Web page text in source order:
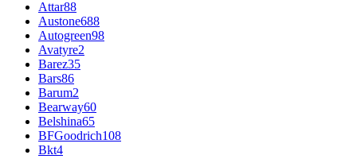
Attar88
Austone688
Autogreen98
Avatyre2
Barez35
Bars86
Barum2
Bearway60
Belshina65
BFGoodrich108
Bkt4